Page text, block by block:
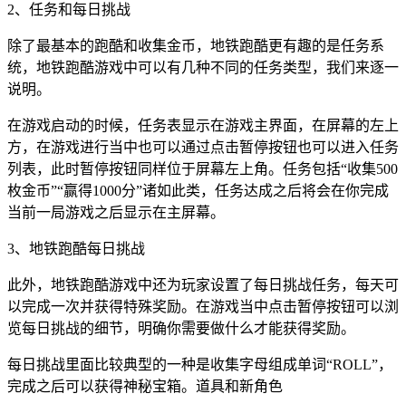
2、任务和每日挑战
除了最基本的跑酷和收集金币，地铁跑酷更有趣的是任务系
统，地铁跑酷游戏中可以有几种不同的任务类型，我们来逐一
说明。
在游戏启动的时候，任务表显示在游戏主界面，在屏幕的左上
方，在游戏进行当中也可以通过点击暂停按钮也可以进入任务
列表，此时暂停按钮同样位于屏幕左上角。任务包括“收集500
枚金币”“赢得1000分”诸如此类，任务达成之后将会在你完成
当前一局游戏之后显示在主屏幕。
3、地铁跑酷每日挑战
此外，地铁跑酷游戏中还为玩家设置了每日挑战任务，每天可
以完成一次并获得特殊奖励。在游戏当中点击暂停按钮可以浏
览每日挑战的细节，明确你需要做什么才能获得奖励。
每日挑战里面比较典型的一种是收集字母组成单词“ROLL”，
完成之后可以获得神秘宝箱。道具和新角色